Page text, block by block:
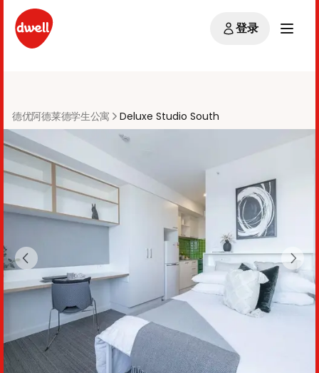
登录
德优阿德莱德学生公寓 Deluxe Studio South
Previous slide